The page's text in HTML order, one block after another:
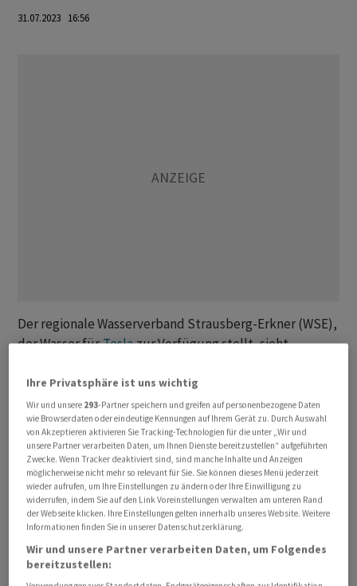
31.07.2023 16:56
Der regionale Wasserverband Strausberg-Erkner (WSE),
der Wasser fürTeslazur Verfügung stellt, sieht
Quadratmeter versiegelt und rund 963 000
Quadratmeter überbaut würden, habe das
Auswirkungen auf die Bildung von neuem Grundwasser,
heisst es in einer Stellungnahme des Wasserverbands
von April. Ausserdem sei abermals eine Absenkung des
Grundwassers mit einer Entnahme von rund 61 000
Kubikmetern erforderlich. Das Vorhaben werde
direkten Einfluss auf die öffentliche
Trinkwasserversorgung haben.
Der Wasserverband bezog sich damit nach eigenen
Ihre Privatsphäre ist uns wichtig
Wir und unsere 293-Partner speichern und greifen auf personenbezogene Daten
wie Browserdaten oder eindeutige Kennungen auf Ihrem Gerät zu. Durch Auswahl
von Akzeptieren aktivieren Sie Tracking-Technologien für die unter „Wir und
unsere Partner verarbeiten Daten, um Ihnen Dienste bereitzustellen“ aufgeführten
Zwecke. Wenn Tracker deaktiviert sind, sind manche Inhalte und Anzeigen
möglicherweise nicht mehr so relevant für Sie. Sie können dieses Menü jederzeit
wieder aufrufen, um Ihre Einstellungen zu ändern oder Ihre Einwilligung zu
widerrufen, indem Sie auf den Link Voreinstellungen verwalten am unteren Rand
der Webseite klicken. Ihre Einstellungen gelten innerhalb unseres Website. Weitere
Informationen finden Sie in unserer Datenschutzerklärung.
Wir und unsere Partner verarbeiten Daten, um Folgendes
bereitzustellen: